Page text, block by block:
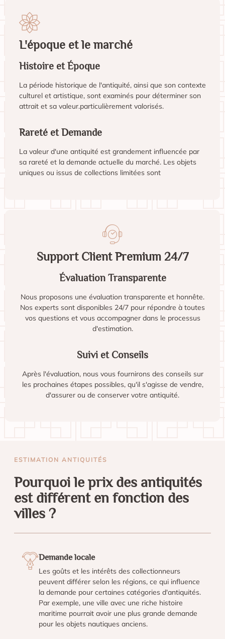
L'époque et le marché
Histoire et Époque
La période historique de l'antiquité, ainsi que son contexte
culturel et artistique, sont examinés pour déterminer son
attrait et sa valeur.particulièrement valorisés.
Rareté et Demande
La valeur d'une antiquité est grandement influencée par
sa rareté et la demande actuelle du marché. Les objets
uniques ou issus de collections limitées sont
Support Client Premium 24/7
Évaluation Transparente
Nous proposons une évaluation transparente et honnête.
Nos experts sont disponibles 24/7 pour répondre à toutes
vos questions et vous accompagner dans le processus
d'estimation.
Suivi et Conseils
Après l'évaluation, nous vous fournirons des conseils sur
les prochaines étapes possibles, qu'il s'agisse de vendre,
d'assurer ou de conserver votre antiquité.
ESTIMATION ANTIQUITÉS
Pourquoi le prix des antiquités
est différent en fonction des
villes ?
Demande locale
Les goûts et les intérêts des collectionneurs
peuvent différer selon les régions, ce qui influence
la demande pour certaines catégories d'antiquités.
Par exemple, une ville avec une riche histoire
maritime pourrait avoir une plus grande demande
pour les objets nautiques anciens.